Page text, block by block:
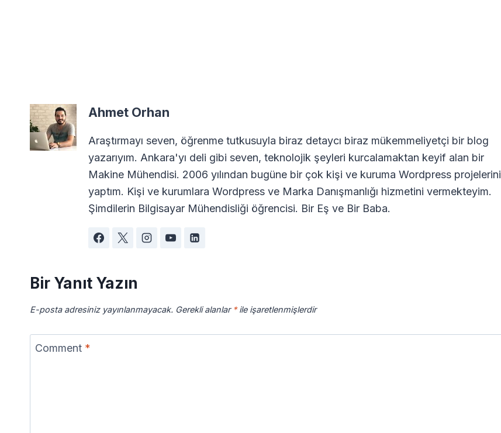
Ahmet Orhan
Araştırmayı seven, öğrenme tutkusuyla biraz detaycı biraz mükemmeliyetçi bir blog
yazarıyım. Ankara'yı deli gibi seven, teknolojik şeyleri kurcalamaktan keyif alan bir
Makine Mühendisi. 2006 yılından bugüne bir çok kişi ve kuruma Wordpress projelerini
yaptım. Kişi ve kurumlara Wordpress ve Marka Danışmanlığı hizmetini vermekteyim.
Şimdilerin Bilgisayar Mühendisliği öğrencisi. Bir Eş ve Bir Baba.
Bir Yanıt Yazın
E-posta adresiniz yayınlanmayacak. Gerekli alanlar *ile işaretlenmişlerdir
Comment *